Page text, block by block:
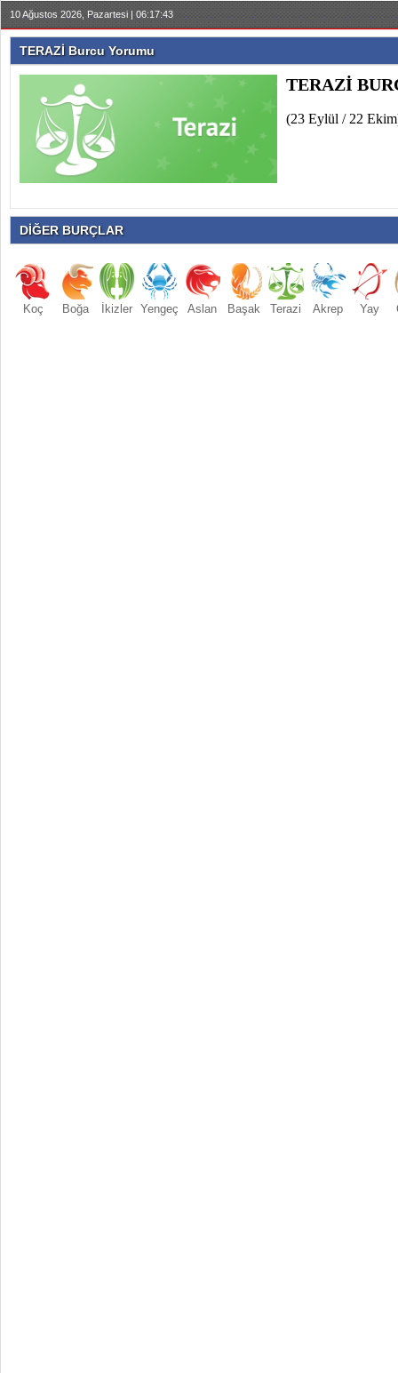
10 Ağustos 2026, Pazartesi | 06:17:43
TERAZİ Burcu Yorumu
TERAZİ
(23 Eylül / 22
DİĞER BURÇLAR
Koç Boğa İkizler Yengeç Aslan Başak Terazi Akrep Yay